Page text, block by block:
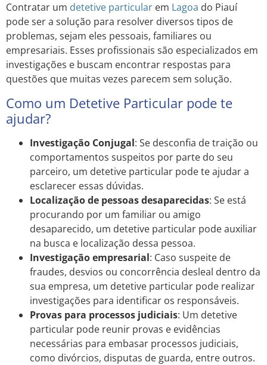
Contratar um detetive particular em Lagoa do Piauí
pode ser a solução para resolver diversos tipos de
problemas, sejam eles pessoais, familiares ou
empresariais. Esses profissionais são especializados em
investigações e buscam encontrar respostas para
questões que muitas vezes parecem sem solução.
Como um Detetive Particular pode te
ajudar?
Investigação Conjugal: Se desconfia de traição ou
comportamentos suspeitos por parte do seu
parceiro, um detetive particular pode te ajudar a
esclarecer essas dúvidas.
Localização de pessoas desaparecidas: Se está
procurando por um familiar ou amigo
desaparecido, um detetive particular pode auxiliar
na busca e localização dessa pessoa.
Investigação empresarial: Caso suspeite de
fraudes, desvios ou concorrência desleal dentro da
sua empresa, um detetive particular pode realizar
investigações para identificar os responsáveis.
Provas para processos judiciais: Um detetive
particular pode reunir provas e evidências
necessárias para embasar processos judiciais,
como divórcios, disputas de guarda, entre outros.